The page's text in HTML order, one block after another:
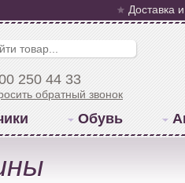
Доставка
250 44 33
обратный звонок
Обувь